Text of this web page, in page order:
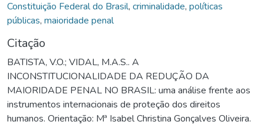
Constituição Federal do Brasil, criminalidade, políticas
públicas, maioridade penal
Citação
BATISTA, V.O.; VIDAL, M.A.S.. A
INCONSTITUCIONALIDADE DA REDUÇÃO DA
MAIORIDADE PENAL NO BRASIL: uma análise frente aos
instrumentos internacionais de proteção dos direitos
humanos. Orientação: Mª Isabel Christina Gonçalves Oliveira.